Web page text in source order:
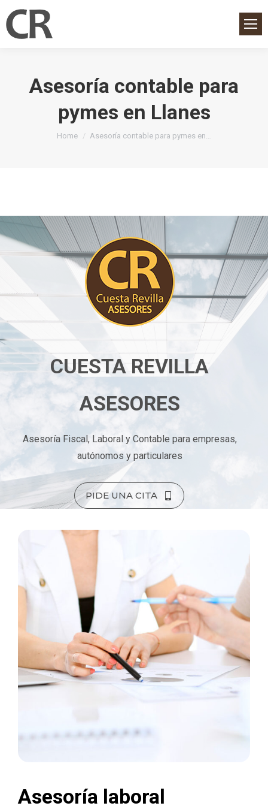
Asesoría contable para
pymes en Llanes
You are here:
Home Asesoría contable para pymes en…
CUESTA REVILLA
ASESORES
Asesoría Fiscal, Laboral y Contable para empresas,
autónomos y particulares
PIDE UNA CITA
Asesoría laboral